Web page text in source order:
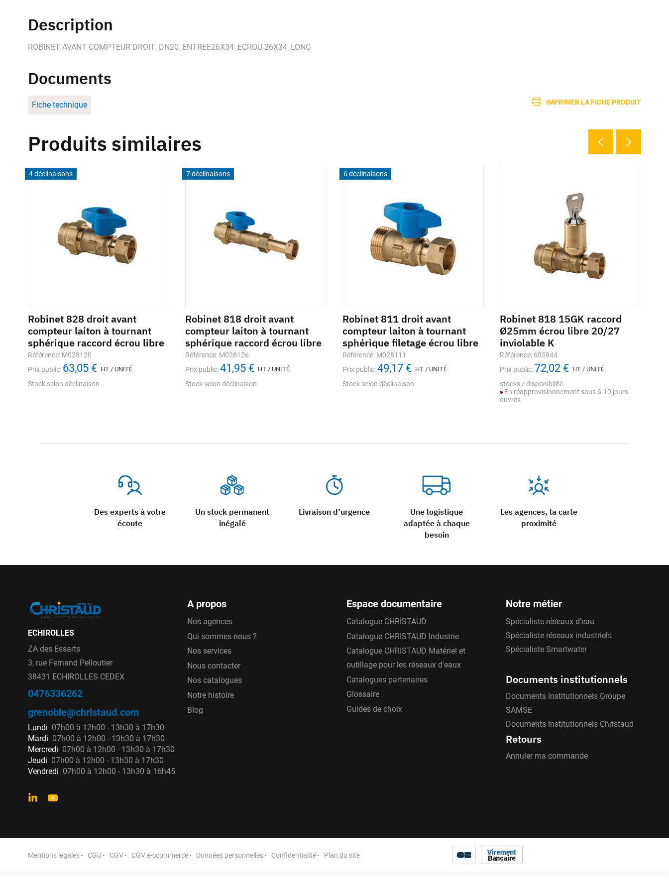
Description
ROBINET AVANT COMPTEUR DROIT_DN20_ENTREE26X34_ECROU 26X34_LONG
Documents
Fiche technique IMPRIMER LA FICHE PRODUIT
Des experts à votre
écoute
Un stock permanent
inégalé
Livraison d’urgence
Une logistique
adaptée à chaque
besoin
Les agences, la carte
proximité
Produits similaires
4 déclinaisons
Robinet 828 droit avant
compteur laiton à tournant
sphérique raccord écrou libre
Référence: M028120
Prix public: 63,05 € HT / UNITÉ
Stock selon déclinaison
7 déclinaisons
Robinet 818 droit avant
compteur laiton à tournant
sphérique raccord écrou libre
Référence: M028126
Prix public:41,95 € HT / UNITÉ
Stock selon déclinaison
6 déclinaisons
Robinet 811 droit avant
compteur laiton à tournant
sphérique filetage écrou libre
Référence: M028111
Prix public:49,17 € HT / UNITÉ
Stock selon déclinaison
Robinet 818 15GK raccord
Ø25mm écrou libre 20/27
inviolable K
Référence: 605944
Prix public:72,02 € HT / UNITÉ
stocks / disponibilité
En réapprovisionnement sous 6-10 jours
ouvrés
ECHIROLLES
ZA des Essarts
3, rue Fernand Pelloutier
38431 ECHIROLLES CEDEX
0476336262
grenoble@christaud.com
Lundi 07h00 à 12h00 - 13h30 à 17h30
Mardi 07h00 à 12h00 - 13h30 à 17h30
Mercredi 07h00 à 12h00 - 13h30 à 17h30
Jeudi 07h00 à 12h00 - 13h30 à 17h30
Vendredi 07h00 à 12h00 - 13h30 à 16h45
A propos
Nos agences
Qui sommes-nous ?
Nos services
Nous contacter
Nos catalogues
Notre histoire
Blog
Espace documentaire
Catalogue CHRISTAUD
Catalogue CHRISTAUD Industrie
Catalogue CHRISTAUD Matériel et
outillage pour les réseaux d'eaux
Catalogues partenaires
Glossaire
Guides de choix
Notre métier
Spécialiste réseaux d’eau
Spécialiste réseaux industriels
Spécialiste Smartwater
Documents institutionnels
Documents institutionnels Groupe
SAMSE
Documents institutionnels Christaud
Retours
Annuler ma commande
Mentions légales CGU CGV CGV e-ccommerce Données personnelles Confidentialité Plan du site